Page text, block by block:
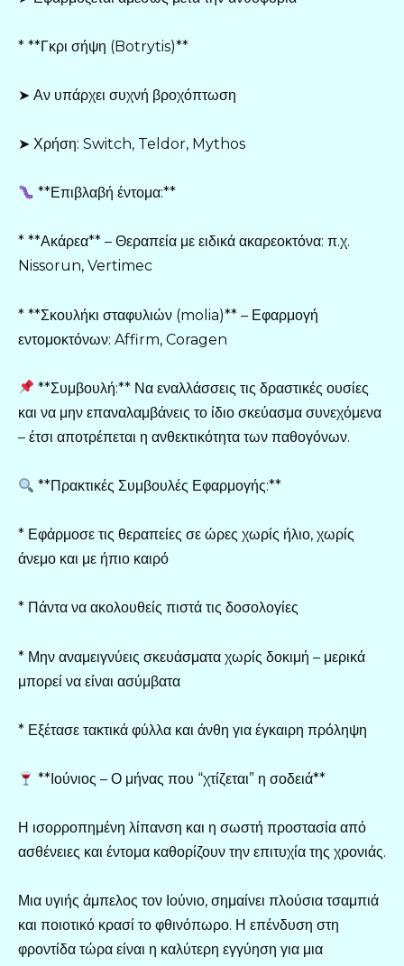
* **Γκρι σήψη (Botrytis)**
➤ Αν υπάρχει συχνή βροχόπτωση
➤ Χρήση: Switch, Teldor, Mythos
**Επιβλαβή έντομα:**
* **Ακάρεα** – Θεραπεία με ειδικά ακαρεοκτόνα: π.χ.
Nissorun, Vertimec
* **Σκουλήκι σταφυλιών (molia)** – Εφαρμογή
εντομοκτόνων: Affirm, Coragen
**Συμβουλή:** Να εναλλάσσεις τις δραστικές ουσίες
και να μην επαναλαμβάνεις το ίδιο σκεύασμα συνεχόμενα
– έτσι αποτρέπεται η ανθεκτικότητα των παθογόνων.
**Πρακτικές Συμβουλές Εφαρμογής:**
* Εφάρμοσε τις θεραπείες σε ώρες χωρίς ήλιο, χωρίς
άνεμο και με ήπιο καιρό
* Πάντα να ακολουθείς πιστά τις δοσολογίες
* Μην αναμειγνύεις σκευάσματα χωρίς δοκιμή – μερικά
μπορεί να είναι ασύμβατα
* Εξέτασε τακτικά φύλλα και άνθη για έγκαιρη πρόληψη
**Ιούνιος – Ο μήνας που “χτίζεται” η σοδειά**
Η ισορροπημένη λίπανση και η σωστή προστασία από
ασθένειες και έντομα καθορίζουν την επιτυχία της χρονιάς.
Μια υγιής άμπελος τον Ιούνιο, σημαίνει πλούσια τσαμπιά
και ποιοτικό κρασί το φθινόπωρο. Η επένδυση στη
φροντίδα τώρα είναι η καλύτερη εγγύηση για μια